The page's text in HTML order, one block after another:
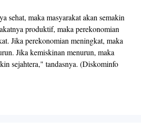
sehat, maka masyarakat akan semakin
produktif, maka perekonomian
Jika perekonomian meningkat, maka
Jika kemiskinan menurun, maka
sejahtera," tandasnya. (Diskominfo